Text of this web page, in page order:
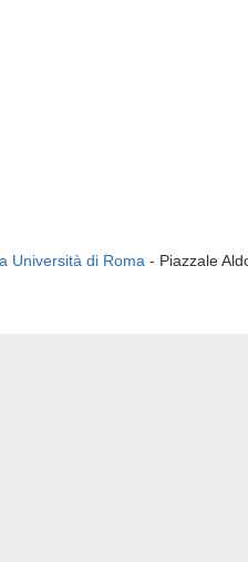
Università di Roma - Piazzale